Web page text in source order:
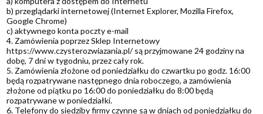
b) przeglądarki internetowej (Internet Explorer, Mozilla Firefox,
Google Chrome)
c) aktywnego konta poczty e-mail
4. Zamówienia poprzez Sklep Internetowy
https://www.czysterozwiazania.pl/ są przyjmowane 24 godziny na
dobę, 7 dni w tygodniu, przez cały rok.
5. Zamówienia złożone od poniedziałku do czwartku po godz. 16:00
będą rozpatrywane następnego dnia roboczego, a zamówienia
złożone od piątku po 16:00 do poniedziałku do 8:00 będą
rozpatrywane w poniedziałki.
6. Telefony do siedziby firmy czynne są w dniach od poniedziałku do